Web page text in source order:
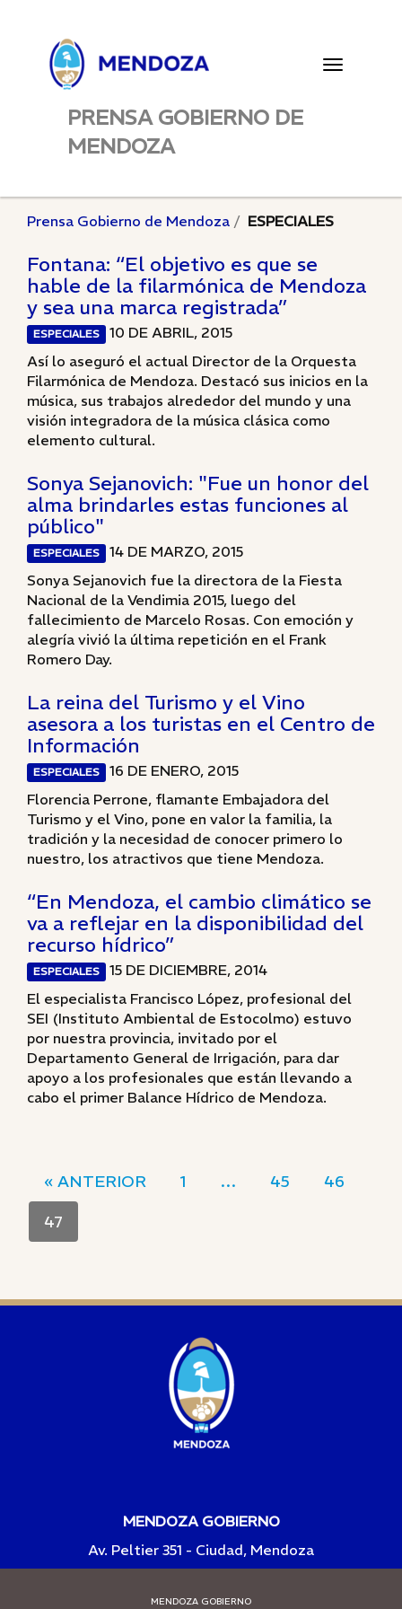
Toggle
PRENSA GOBIERNO DE
MENDOZA
Prensa Gobierno de Mendoza ESPECIALES
Fontana: “El objetivo es que se
hable de la filarmónica de Mendoza
y sea una marca registrada”
ESPECIALES
10 DE ABRIL, 2015
Así lo aseguró el actual Director de la Orquesta
Filarmónica de Mendoza. Destacó sus inicios en la
música, sus trabajos alrededor del mundo y una
visión integradora de la música clásica como
elemento cultural.
Sonya Sejanovich: "Fue un honor del
alma brindarles estas funciones al
público"
ESPECIALES
14 DE MARZO, 2015
Sonya Sejanovich fue la directora de la Fiesta
Nacional de la Vendimia 2015, luego del
fallecimiento de Marcelo Rosas. Con emoción y
alegría vivió la última repetición en el Frank
Romero Day.
La reina del Turismo y el Vino
asesora a los turistas en el Centro de
Información
ESPECIALES
16 DE ENERO, 2015
Florencia Perrone, flamante Embajadora del
Turismo y el Vino, pone en valor la familia, la
tradición y la necesidad de conocer primero lo
nuestro, los atractivos que tiene Mendoza.
“En Mendoza, el cambio climático se
va a reflejar en la disponibilidad del
recurso hídrico”
ESPECIALES
15 DE DICIEMBRE, 2014
El especialista Francisco López, profesional del
SEI (Instituto Ambiental de Estocolmo) estuvo
por nuestra provincia, invitado por el
Departamento General de Irrigación, para dar
apoyo a los profesionales que están llevando a
cabo el primer Balance Hídrico de Mendoza.
« ANTERIOR 1 … 45
46
47
MENDOZA GOBIERNO
Av. Peltier 351 - Ciudad, Mendoza
MENDOZA GOBIERNO